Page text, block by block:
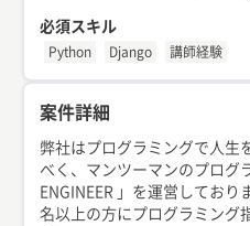
必須スキル
Python Django 講師経験
案件詳細
弊社はプログラミングで人生
べく、マンツーマンのプログ
ENGINEER 」を運営してお
名以上の方にプログラミング